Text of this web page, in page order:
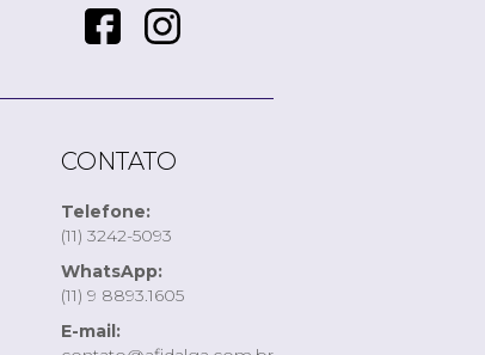
CONTATO
Telefone:
(11) 3242-5093
WhatsApp:
(11) 9 8893.1605
E-mail: